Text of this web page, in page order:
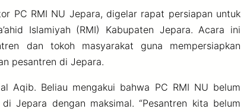
PC RMI NU Jepara, digelar rapat persiapan untuk
Islamiyah (RMI) Kabupaten Jepara. Acara ini
dan tokoh masyarakat guna mempersiapkan
pesantren di Jepara.
Aqib. Beliau mengakui bahwa PC RMI NU belum
Jepara dengan maksimal. “Pesantren kita belum